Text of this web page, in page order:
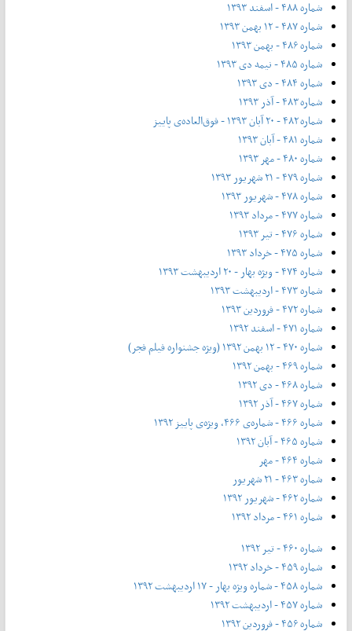
شماره ۴۸۸ - اسفند ۱۳۹۳
شماره ۴۸۷ - ۱۲ بهمن ۱۳۹۳
شماره ۴۸۶ - بهمن ۱۳۹۳
شماره ۴۸۵ - نیمه دی ۱۳۹۳
شماره ۴۸۴ - دی ۱۳۹۳
شماره ۴۸۳ - آذر ۱۳۹۳
شماره ۴۸۲ - ۲۰ آبان ۱۳۹۳ - فوق‌العاده‌ی پاییز
شماره ۴۸۱ - آبان ۱۳۹۳
شماره ۴۸۰ - مهر ۱۳۹۳
شماره ۴۷۹ - ۲۱ شهریور ۱۳۹۳
شماره ۴۷۸ - شهریور ۱۳۹۳
شماره ۴۷۷ - مرداد ۱۳۹۳
شماره ۴۷۶ - تیر ۱۳۹۳
شماره ۴۷۵ - خرداد ۱۳۹۳
شماره ۴۷۴ - ویژه بهار - ۲۰ اردیبهشت ۱۳۹۳
شماره ۴۷۳ - اردیبهشت ۱۳۹۳
شماره ۴۷۲ - فروردین ۱۳۹۳
شماره ۴۷۱ - اسفند ۱۳۹۲
شماره ۴۷۰ - ۱۲ بهمن ۱۳۹۲ (ویژه جشنواره فیلم فجر)
شماره ۴۶۹ - بهمن ۱۳۹۲
شماره ۴۶۸ - دی ۱۳۹۲
شماره ۴۶۷ - آذر ۱۳۹۲
شماره ۴۶۶ - شماره‌ی ۴۶۶، ویژه‌ی پاییز ۱۳۹۲
شماره ۴۶۵ - آبان ۱۳۹۲
شماره ۴۶۴ - مهر
شماره ۴۶۳ - ۲۱ شهریور
شماره ۴۶۲ - شهریور ۱۳۹۲
شماره ۴۶۱ - مرداد ۱۳۹۲
شماره ۴۶۰ - تیر ۱۳۹۲
شماره ۴۵۹ - خرداد ۱۳۹۲
شماره ۴۵۸ - شماره ویژه بهار - ۱۷ اردیبهشت ۱۳۹۲
شماره ۴۵۷ - اردیبهشت ۱۳۹۲
شماره ۴۵۶ - فروردین ۱۳۹۲